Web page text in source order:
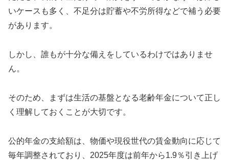
いケースも多く、不足分は貯蓄や不労所得などで補う必要
があります。
しかし、誰もが十分な備えをしているわけではありませ
ん。
そのため、まずは生活の基盤となる老齢年金について正し
く理解しておくことが大切です。
公的年金の支給額は、物価や現役世代の賃金動向に応じて
毎年調整されており、2025年度は前年から1.9％引き上げ